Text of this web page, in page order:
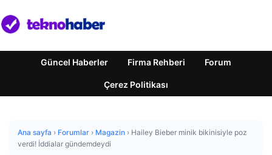
Güncel Haberler Firma Rehberi Forum
Çerez Politikası
Ana sayfa › Forumlar › Magazin › Hailey Bieber minik bikinisiyle poz
verdi! İddialar gündemdeydi